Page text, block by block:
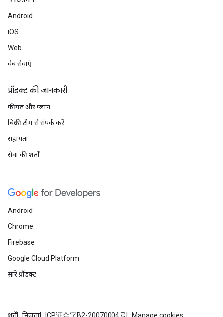
Android
iOS
Web
वेब सेवाएं
प्रॉडक्ट की जानकारी
कीमत और प्लान
बिक्री टीम से संपर्क करें
सहायता
सेवा की शर्तों
Android
Chrome
Firebase
Google Cloud Platform
सारे प्रॉडक्ट
शर्तें निजता ICP证合字B2-20070004号 Manage cookies